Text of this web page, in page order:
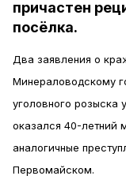
причастен
посёлка.
Два заявления о
Минераловодскому
уголовного розыска
оказался 40-летний
аналогичные
Первомайском.